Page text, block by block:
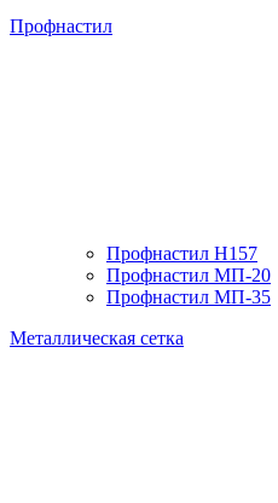
Профнастил
Профнастил H157
Профнастил МП-20
Профнастил МП-35
Металлическая сетка